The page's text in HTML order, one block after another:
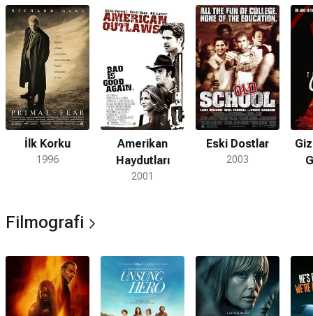
almıştır. 1995 yılında ise X-Files, Millenium ve Harsh Realm
dizilerinde kayda değer roller almıştır. 2000'li yıllarda ise
yapımcı J.J. Abrams tarafından Alias ve The West Wing
dizilerinde önemli roller verilmiştir. 2004 yılında oynamaya
başladığı Lost dizisi ile Emmy ödülü adayı olmuştur. Sanatçı
1979 yılında evlenmiş ve halen Finksburg, Maryland'de ikamet
etmektedir.
İlk Korku
1996
Amerikan
Haydutları
2001
Eski Dostlar
2003
Filmografi